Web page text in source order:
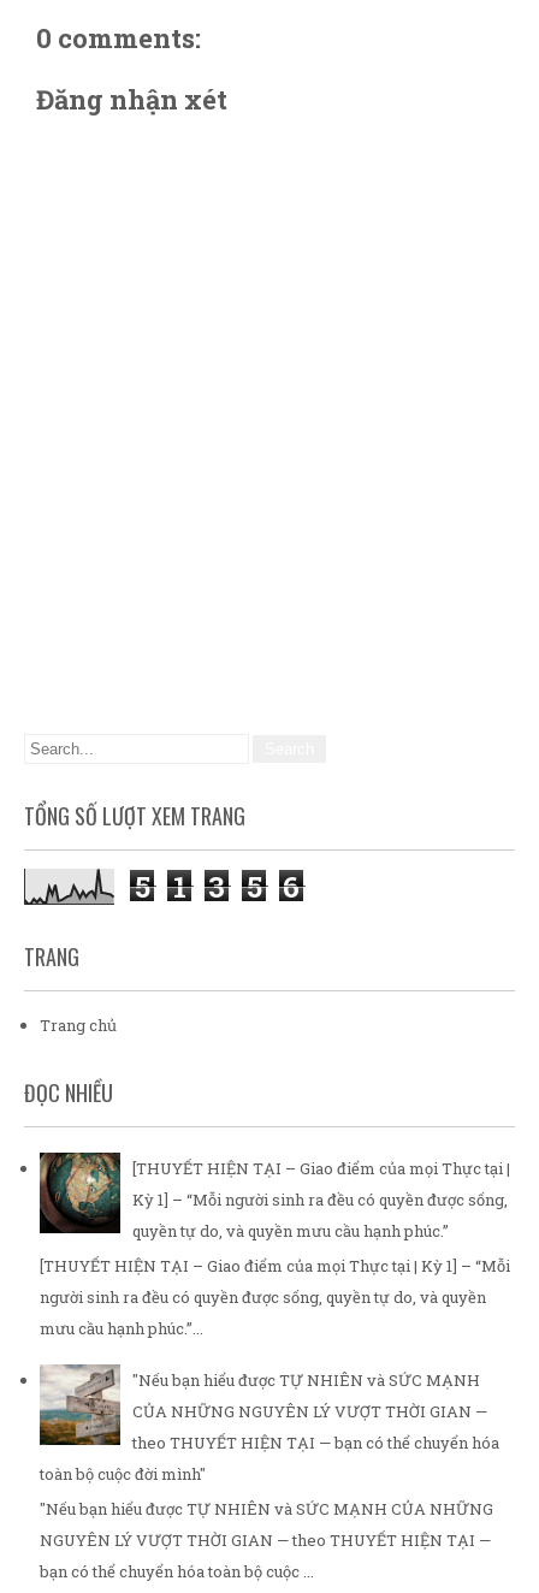
0 comments:
Đăng nhận xét
TỔNG SỐ LƯỢT XEM TRANG
5 1 3 5 6
TRANG
Trang chủ
ĐỌC NHIỀU
[THUYẾT HIỆN TẠI – Giao điểm của mọi Thực tại |
Kỳ 1] – “Mỗi người sinh ra đều có quyền được sống,
quyền tự do, và quyền mưu cầu hạnh phúc.”
[THUYẾT HIỆN TẠI – Giao điểm của mọi Thực tại | Kỳ 1] – “Mỗi
người sinh ra đều có quyền được sống, quyền tự do, và quyền
mưu cầu hạnh phúc.”...
"Nếu bạn hiểu được TỰ NHIÊN và SỨC MẠNH
CỦA NHỮNG NGUYÊN LÝ VƯỢT THỜI GIAN —
theo THUYẾT HIỆN TẠI — bạn có thể chuyển hóa
toàn bộ cuộc đời mình"
"Nếu bạn hiểu được TỰ NHIÊN và SỨC MẠNH CỦA NHỮNG
NGUYÊN LÝ VƯỢT THỜI GIAN — theo THUYẾT HIỆN TẠI —
bạn có thể chuyển hóa toàn bộ cuộc ...